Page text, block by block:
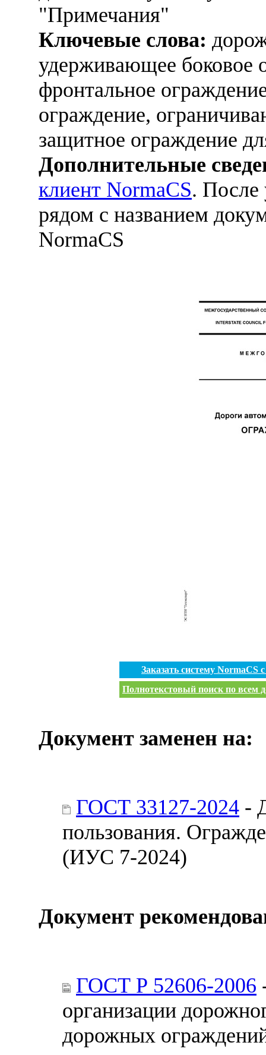
"Примечания"
Ключевые слова:
удерживающее боковое
фронтальное
ограждение,
защитное ограждение
Дополнительные
клиент NormaCS. После
рядом с названием
NormaCS
Заказать систему
Полнотекстовый поиск по всем
Документ заменен на:
ГОСТ 33127-2024 -
пользования.
(ИУС 7-2024)
Документ
ГОСТ Р 52606-2006
организации
дорожных